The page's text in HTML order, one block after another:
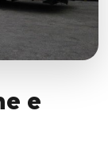
e